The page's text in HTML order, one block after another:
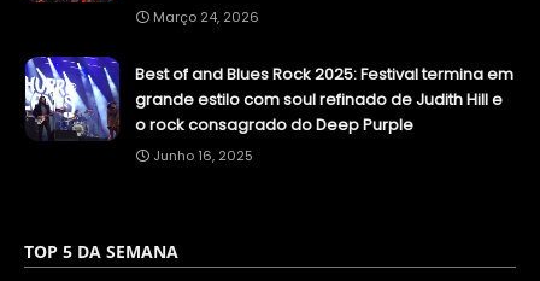
Março 24, 2026
Best of and Blues Rock 2025: Festival termina em
grande estilo com soul refinado de Judith Hill e
o rock consagrado do Deep Purple
Junho 16, 2025
TOP 5 DA SEMANA